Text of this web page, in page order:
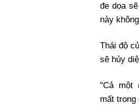
đe dọa
này
Thái độ
sẽ hủy
"Cả một
mất trong